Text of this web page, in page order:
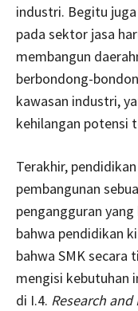
industri. Begitu
pada sektor jasa
membangun
berbondong-
kawasan industri,
kehilangan potensi
Terakhir,
pembangunan
pengangguran
bahwa pendidikan
bahwa SMK
mengisi kebutuhan
di I.4. Research